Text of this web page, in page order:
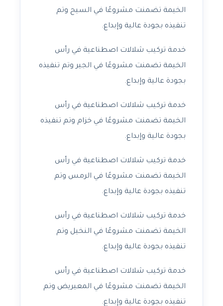
الخيمة تضمنت مشروعًا في السيح وتم
تنفيذه بجودة عالية وإبداع.
خدمة تركيب شلالات اصطناعية في رأس
الخيمة تضمنت مشروعًا في الجير وتم تنفيذه
بجودة عالية وإبداع.
خدمة تركيب شلالات اصطناعية في رأس
الخيمة تضمنت مشروعًا في خزام وتم تنفيذه
بجودة عالية وإبداع.
خدمة تركيب شلالات اصطناعية في رأس
الخيمة تضمنت مشروعًا في الرمس وتم
تنفيذه بجودة عالية وإبداع.
خدمة تركيب شلالات اصطناعية في رأس
الخيمة تضمنت مشروعًا في النخيل وتم
تنفيذه بجودة عالية وإبداع.
خدمة تركيب شلالات اصطناعية في رأس
الخيمة تضمنت مشروعًا في المعيريض وتم
تنفيذه بجودة عالية وإبداع.